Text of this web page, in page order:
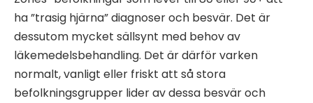
ha ”trasig hjärna” diagnoser och besvär. Det är
dessutom mycket sällsynt med behov av
läkemedelsbehandling. Det är därför varken
normalt, vanligt eller friskt att så stora
befolkningsgrupper lider av dessa besvär och